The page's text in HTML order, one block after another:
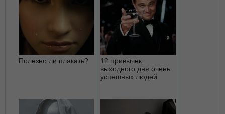
Полезно ли плакать?
12 привычек
выходного дня очень
успешных людей